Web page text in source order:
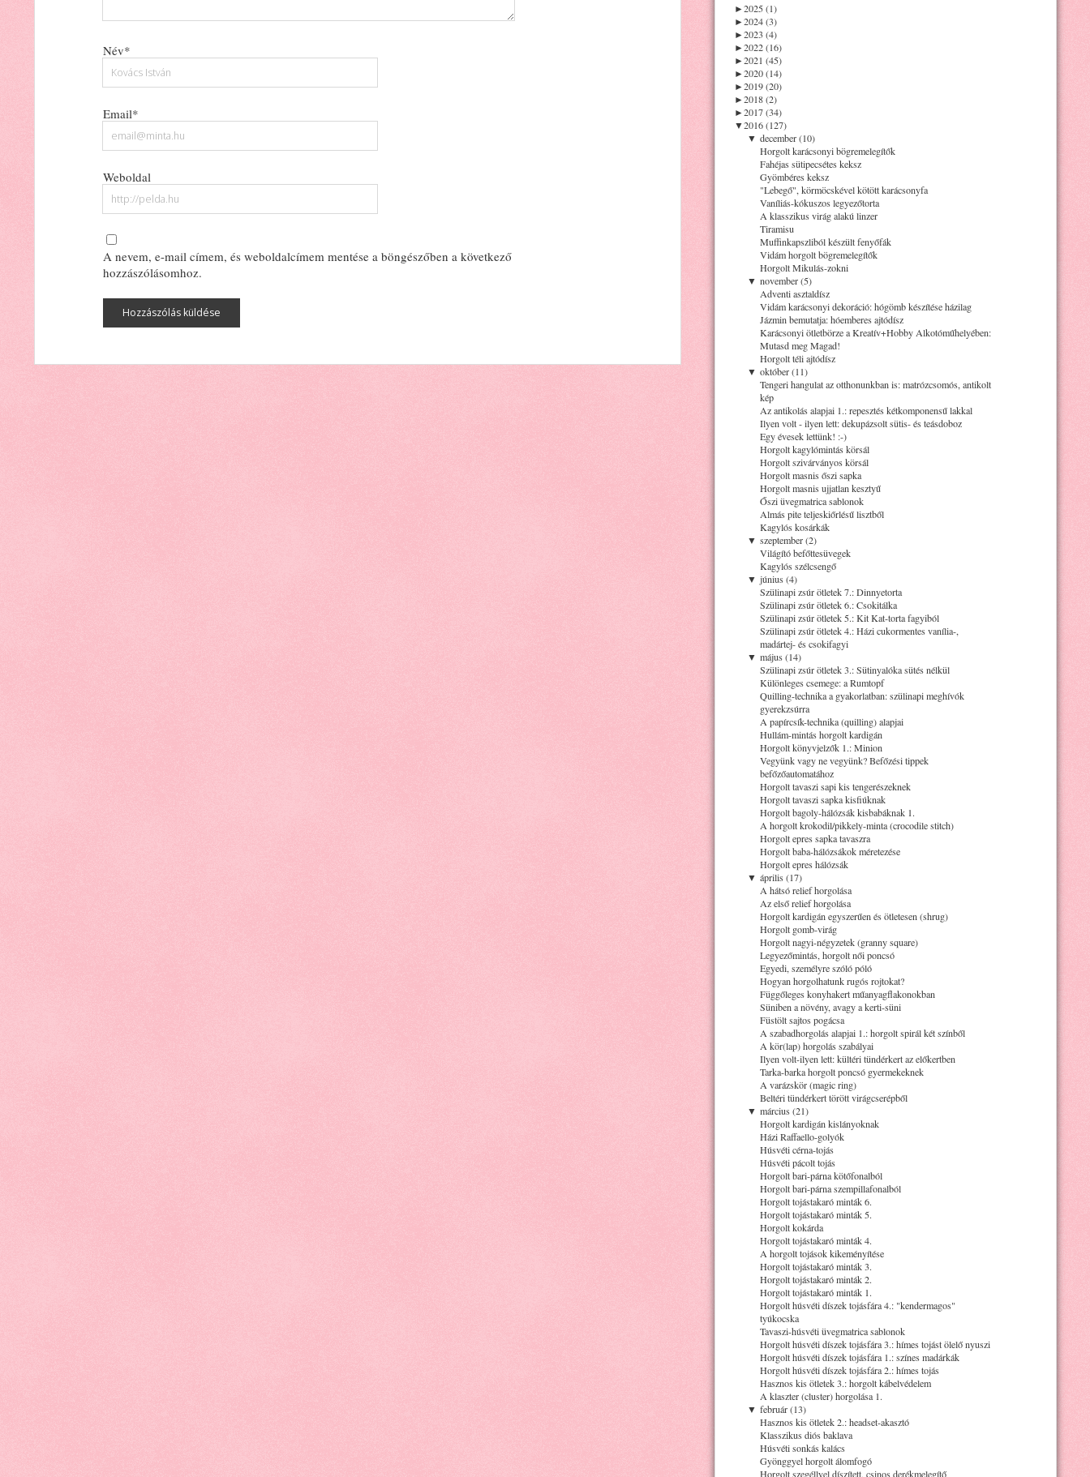
Név*
Email*
Weboldal
A nevem, e-mail címem, és weboldalcímem mentése a böngészőben a következő
hozzászólásomhoz.
►2025 (1)
►2024 (3)
►2023 (4)
►2022 (16)
►2021 (45)
►2020 (14)
►2019 (20)
►2018 (2)
►2017 (34)
▼2016 (127)
▼ december (10)
Horgolt karácsonyi bögremelegítők
Fahéjas sütipecsétes keksz
Gyömbéres keksz
"Lebegő", körmöcskével kötött karácsonyfa
Vaníliás-kókuszos legyezőtorta
A klasszikus virág alakú linzer
Tiramisu
Muffinkapszliból készült fenyőfák
Vidám horgolt bögremelegítők
Horgolt Mikulás-zokni
▼ november (5)
Adventi asztaldísz
Vidám karácsonyi dekoráció: hógömb készítése házilag
Jázmin bemutatja: hóemberes ajtódísz
Karácsonyi ötletbörze a Kreatív+Hobby Alkotóműhelyében:
Mutasd meg Magad!
Horgolt téli ajtódísz
▼ október (11)
Tengeri hangulat az otthonunkban is: matrózcsomós, antikolt
kép
Az antikolás alapjai 1.: repesztés kétkomponensű lakkal
Ilyen volt - ilyen lett: dekupázsolt sütis- és teásdoboz
Egy évesek lettünk! :-)
Horgolt kagylómintás körsál
Horgolt szivárványos körsál
Horgolt masnis őszi sapka
Horgolt masnis ujjatlan kesztyű
Őszi üvegmatrica sablonok
Almás pite teljeskiőrlésű lisztből
Kagylós kosárkák
▼ szeptember (2)
Világító befőttesüvegek
Kagylós szélcsengő
▼ június (4)
Szülinapi zsúr ötletek 7.: Dinnyetorta
Szülinapi zsúr ötletek 6.: Csokitálka
Szülinapi zsúr ötletek 5.: Kit Kat-torta fagyiból
Szülinapi zsúr ötletek 4.: Házi cukormentes vanília-,
madártej- és csokifagyi
▼ május (14)
Szülinapi zsúr ötletek 3.: Sütinyalóka sütés nélkül
Különleges csemege: a Rumtopf
Quilling-technika a gyakorlatban: szülinapi meghívók
gyerekzsúrra
A papírcsík-technika (quilling) alapjai
Hullám-mintás horgolt kardigán
Horgolt könyvjelzők 1.: Minion
Vegyünk vagy ne vegyünk? Befőzési tippek
befőzőautomatához
Horgolt tavaszi sapi kis tengerészeknek
Horgolt tavaszi sapka kisfiúknak
Horgolt bagoly-hálózsák kisbabáknak 1.
A horgolt krokodil/pikkely-minta (crocodile stitch)
Horgolt epres sapka tavaszra
Horgolt baba-hálózsákok méretezése
Horgolt epres hálózsák
▼ április (17)
A hátsó relief horgolása
Az első relief horgolása
Horgolt kardigán egyszerűen és ötletesen (shrug)
Horgolt gomb-virág
Horgolt nagyi-négyzetek (granny square)
Legyezőmintás, horgolt női poncsó
Egyedi, személyre szóló póló
Hogyan horgolhatunk rugós rojtokat?
Függőleges konyhakert műanyagflakonokban
Süniben a növény, avagy a kerti-süni
Füstölt sajtos pogácsa
A szabadhorgolás alapjai 1.: horgolt spirál két színből
A kör(lap) horgolás szabályai
Ilyen volt-ilyen lett: kültéri tündérkert az előkertben
Tarka-barka horgolt poncsó gyermekeknek
A varázskör (magic ring)
Beltéri tündérkert törött virágcserépből
▼ március (21)
Horgolt kardigán kislányoknak
Házi Raffaello-golyók
Húsvéti cérna-tojás
Húsvéti pácolt tojás
Horgolt bari-párna kötőfonalból
Horgolt bari-párna szempillafonalból
Horgolt tojástakaró minták 6.
Horgolt tojástakaró minták 5.
Horgolt kokárda
Horgolt tojástakaró minták 4.
A horgolt tojások kikeményítése
Horgolt tojástakaró minták 3.
Horgolt tojástakaró minták 2.
Horgolt tojástakaró minták 1.
Horgolt húsvéti díszek tojásfára 4.: "kendermagos"
tyúkocska
Tavaszi-húsvéti üvegmatrica sablonok
Horgolt húsvéti díszek tojásfára 3.: hímes tojást ölelő nyuszi
Horgolt húsvéti díszek tojásfára 1.: színes madárkák
Horgolt húsvéti díszek tojásfára 2.: hímes tojás
Hasznos kis ötletek 3.: horgolt kábelvédelem
A klaszter (cluster) horgolása 1.
▼ február (13)
Hasznos kis ötletek 2.: headset-akasztó
Klasszikus diós baklava
Húsvéti sonkás kalács
Gyönggyel horgolt álomfogó
Horgolt szegéllyel díszített, csinos derékmelegítő